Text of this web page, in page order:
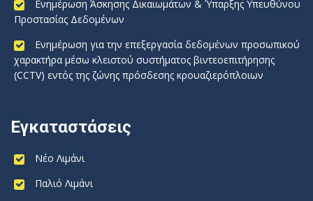
Ενημέρωση Άσκησης Δικαιωμάτων & Ύπαρξης Υπευθύνου
Προστασίας Δεδομένων
Ενημέρωση για την επεξεργασία δεδομένων προσωπικού
χαρακτήρα μέσω κλειστού συστήματος βιντεοεπιτήρησης
(CCTV) εντός της ζώνης πρόσδεσης κρουαζιερόπλοιων
Εγκαταστάσεις
Νέο Λιμάνι
Παλιό Λιμάνι